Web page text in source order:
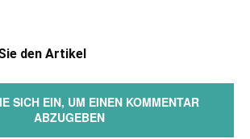
den Artikel
SICH EIN, UM EINEN KOMMENTAR
ABZUGEBEN